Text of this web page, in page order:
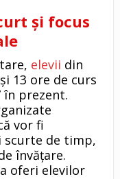
și focus
elevii din
13 ore de curs
în prezent.
vor fi
scurte de timp,
învățare.
oferi elevilor